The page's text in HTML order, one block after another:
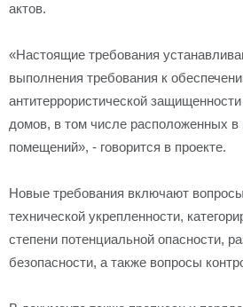
актов.
«Настоящие требования
выполнения требования к
антитеррористической
домов, в том числе расположенных
помещений», - говорится в проекте.
Новые требования включают
технической укрепленности,
степени потенциальной опасности,
безопасности, а также вопросы